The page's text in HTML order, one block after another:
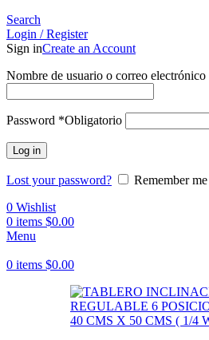
Search
Login / Register
Sign inCreate an Account
Nombre de usuario o correo electrónico
Password *Obligatorio
Log in
Lost your password?
Remember me
0 Wishlist
0 items $0.00
Menu
0 items $0.00